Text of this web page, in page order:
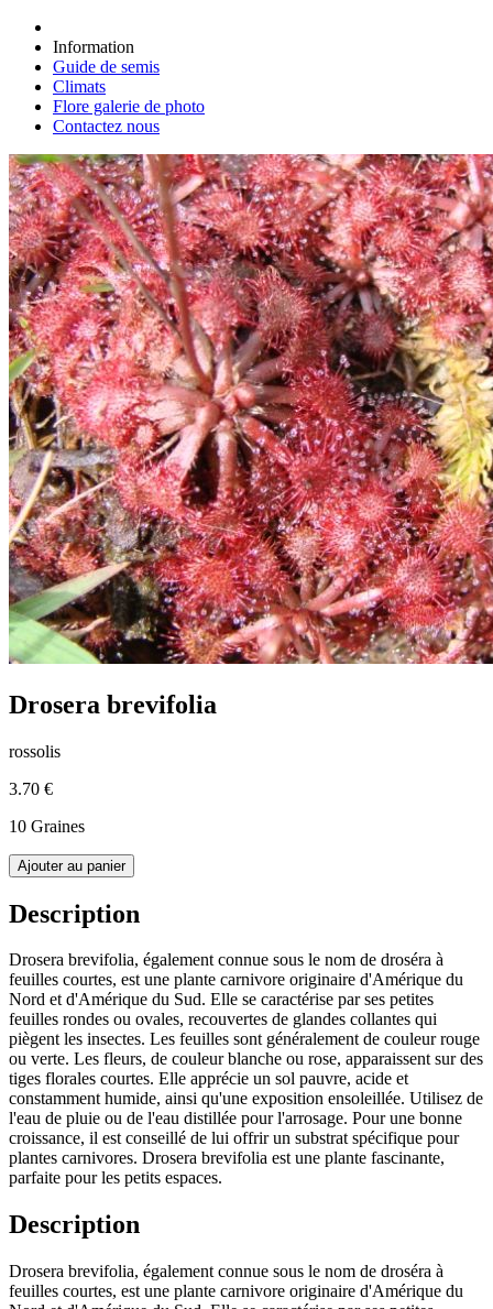
Information
Guide de semis
Climats
Flore galerie de photo
Contactez nous
Drosera brevifolia
rossolis
3.70 €
10 Graines
Ajouter au panier
Description
Drosera brevifolia, également connue sous le nom de droséra à
feuilles courtes, est une plante carnivore originaire d'Amérique du
Nord et d'Amérique du Sud. Elle se caractérise par ses petites
feuilles rondes ou ovales, recouvertes de glandes collantes qui
piègent les insectes. Les feuilles sont généralement de couleur rouge
ou verte. Les fleurs, de couleur blanche ou rose, apparaissent sur des
tiges florales courtes. Elle apprécie un sol pauvre, acide et
constamment humide, ainsi qu'une exposition ensoleillée. Utilisez de
l'eau de pluie ou de l'eau distillée pour l'arrosage. Pour une bonne
croissance, il est conseillé de lui offrir un substrat spécifique pour
plantes carnivores. Drosera brevifolia est une plante fascinante,
parfaite pour les petits espaces.
Description
Drosera brevifolia, également connue sous le nom de droséra à
feuilles courtes, est une plante carnivore originaire d'Amérique du